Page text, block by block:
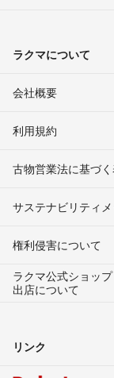
ラクマについて
会社概要
利用規約
古物営業法に基づ
サステナビリティ
権利侵害について
ラクマ公式ショップ
出店について
リンク